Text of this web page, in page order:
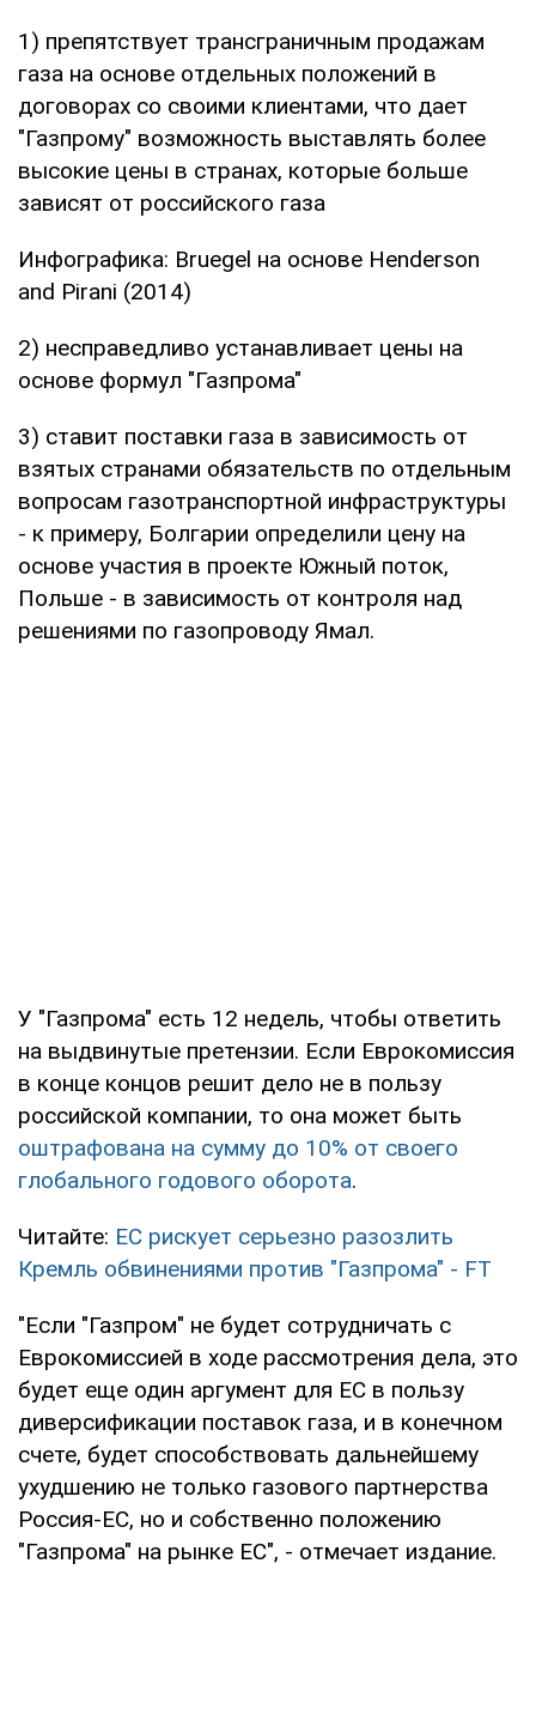
1) препятствует трансграничным продажам
газа на основе отдельных положений в
договорах со своими клиентами, что дает
"Газпрому" возможность выставлять более
высокие цены в странах, которые больше
зависят от российского газа
Инфографика: Bruegel на основе Henderson
and Pirani (2014)
2) несправедливо устанавливает цены на
основе формул "Газпрома"
3) ставит поставки газа в зависимость от
взятых странами обязательств по отдельным
вопросам газотранспортной инфраструктуры
- к примеру, Болгарии определили цену на
основе участия в проекте Южный поток,
Польше - в зависимость от контроля над
решениями по газопроводу Ямал.
У "Газпрома" есть 12 недель, чтобы ответить
на выдвинутые претензии. Если Еврокомиссия
в конце концов решит дело не в пользу
российской компании, то она может быть
оштрафована на сумму до 10% от своего
глобального годового оборота.
Читайте: ЕС рискует серьезно разозлить
Кремль обвинениями против "Газпрома" - FT
"Если "Газпром" не будет сотрудничать с
Еврокомиссией в ходе рассмотрения дела, это
будет еще один аргумент для ЕС в пользу
диверсификации поставок газа, и в конечном
счете, будет способствовать дальнейшему
ухудшению не только газового партнерства
Россия-ЕС, но и собственно положению
"Газпрома" на рынке ЕС", - отмечает издание.